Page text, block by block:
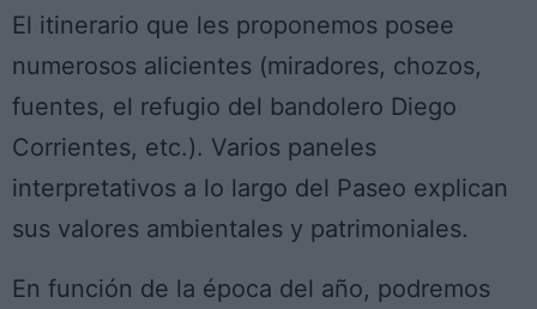
El itinerario que les proponemos posee
numerosos alicientes (miradores, chozos,
fuentes, el refugio del bandolero Diego
Corrientes, etc.). Varios paneles
interpretativos a lo largo del Paseo explican
sus valores ambientales y patrimoniales.
En función de la época del año, podremos